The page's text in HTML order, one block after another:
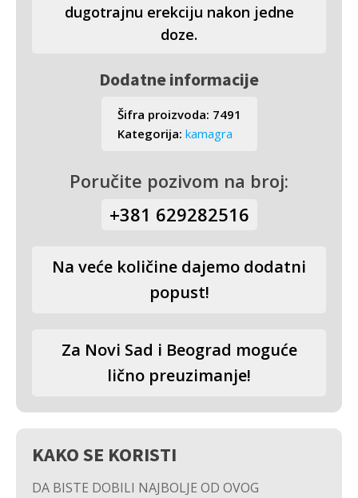
dugotrajnu erekciju nakon jedne
doze.
Dodatne informacije
Šifra proizvoda: 7491
Kategorija: kamagra
Poručite pozivom na broj:
+381 629282516
Na veće količine dajemo dodatni
popust!
Za Novi Sad i Beograd moguće
lično preuzimanje!
KAKO SE KORISTI
DA BISTE DOBILI NAJBOLJE OD OVOG